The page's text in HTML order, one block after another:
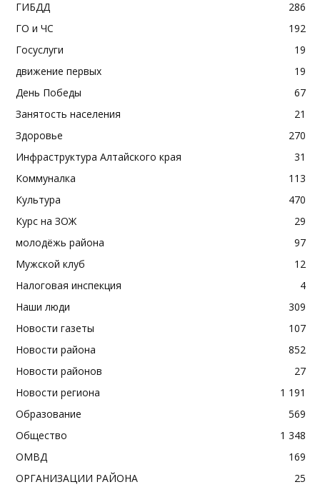
ГИБДД
286
ГО и ЧС
192
Госуслуги
19
движение первых
19
День Победы
67
Занятость населения
21
Здоровье
270
Инфраструктура Алтайского края
31
Коммуналка
113
Культура
470
Курс на ЗОЖ
29
молодёжь района
97
Мужской клуб
12
Налоговая инспекция
4
Наши люди
309
Новости газеты
107
Новости района
852
Новости районов
27
Новости региона
1 191
Образование
569
Общество
1 348
ОМВД
169
ОРГАНИЗАЦИИ РАЙОНА
25